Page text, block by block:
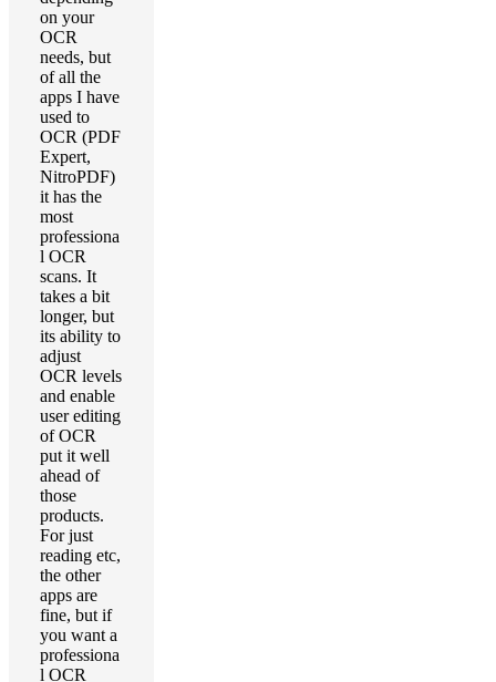
on your
OCR
needs, but
of all the
apps I have
used to
OCR (PDF
Expert,
NitroPDF)
it has the
most
professiona
l OCR
scans. It
takes a bit
longer, but
its ability to
adjust
OCR levels
and enable
user editing
of OCR
put it well
ahead of
those
products.
For just
reading etc,
the other
apps are
fine, but if
you want a
professiona
l OCR